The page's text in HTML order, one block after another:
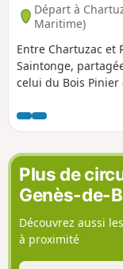
Départ à
Maritime)
Entre Chartuzac et
Saintonge,
celui du Bois
quelques beaux
Plus de
Genès-de-
Découvrez aussi
à proximité